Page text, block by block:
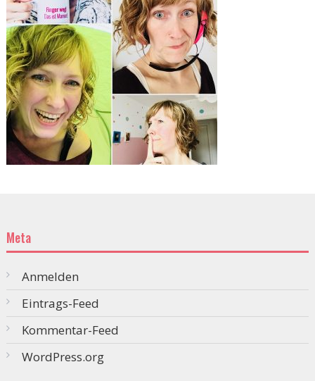
Meta
Anmelden
Eintrags-Feed
Kommentar-Feed
WordPress.org